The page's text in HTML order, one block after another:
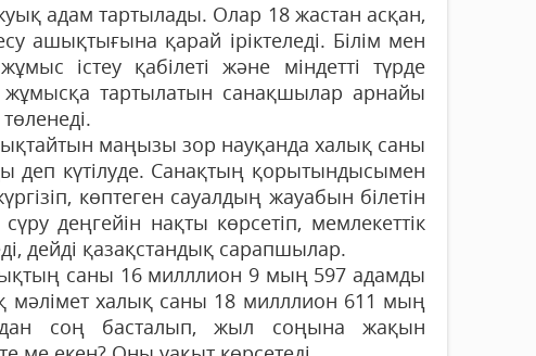
адам тартылады. Олар 18 жас­тан асқан,
ашықтығына қарай іріктеледі. Білім мен
істеу қабі­леті және міндетті түрде
жұмысқа тарты­латын санақшылар арнайы
маңызы зор науқанда халық саны
деп күтілуде. Са­нақтың қорытындысымен
көп­теген сауалдың жауабын білетін
деңгейін нақты көрсетіп, мемлекеттік
дейді қазақстандық сарапшылар.
саны 16 милллион 9 мың 597 адамды
мәлімет халық саны 18 милллион 611 мың
соң басталып, жыл соңына жақын